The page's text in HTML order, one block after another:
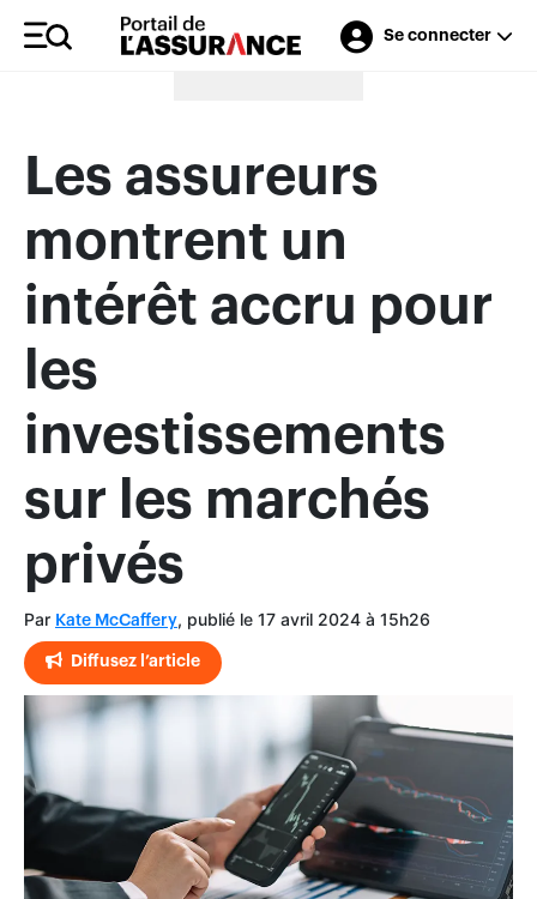
Se connecter
Merci à nos annonceurs
Les assureurs
montrent un
intérêt accru pour
les
investissements
sur les marchés
privés
Par Kate McCaffery, publié le 17 avril 2024 à 15h26
Diffusez l’article